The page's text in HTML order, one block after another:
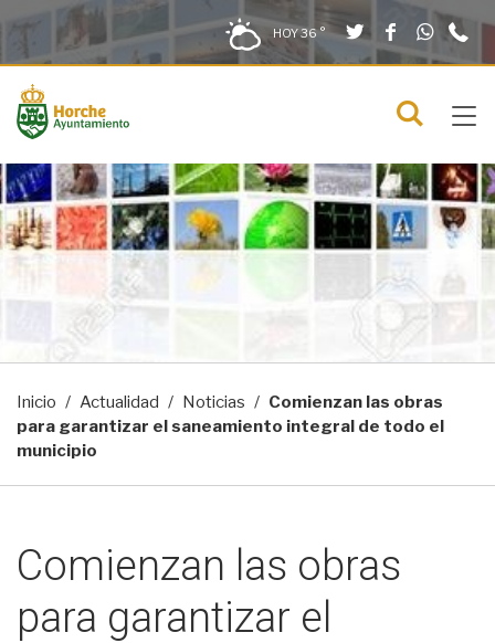
Saltar al contenido
Saltar a la navegación
Información de contacto HOY36 ° TwitterFacebook
menú
Inicio Actualidad Noticias
Comienzan las obras
para garantizar el saneamiento integral de todo el
municipio
Comienzan las obras
para garantizar el